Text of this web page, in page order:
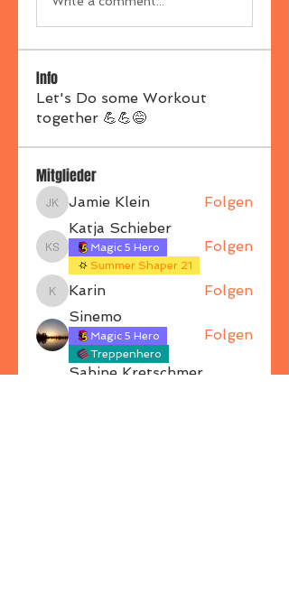
Info
Let's Do some Workout
together 💪💪😅
Mitglieder
Jamie Klein
Jamie Klein Folgen
Katja Schieber
Katja Schieber
Magic 5 Hero
Summer Shaper 21
Folgen
KarinKarin
Folgen
Sinemo
Magic 5 Hero
Treppenhero
Folgen
Sabine Kretschmer